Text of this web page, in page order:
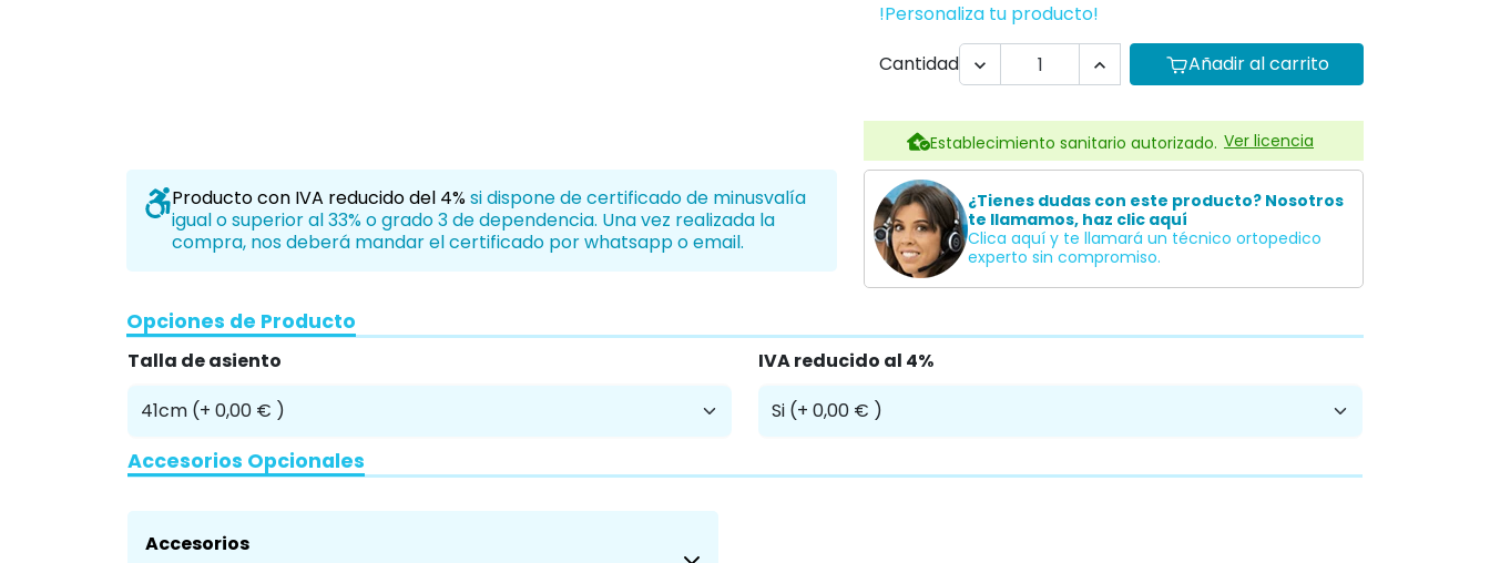
!Personaliza tu producto!
Cantidad
  Añadir al carrito
Establecimiento sanitario autorizado. Ver licencia
Producto con IVA reducido del 4%si dispone de certificado de minusvalía
¿Tienes dudas con este producto? Nosotros
te llamamos, haz clic aquí
Clica aquí y te llamará un técnico ortopedico
Talla de asiento IVA reducido al 4%